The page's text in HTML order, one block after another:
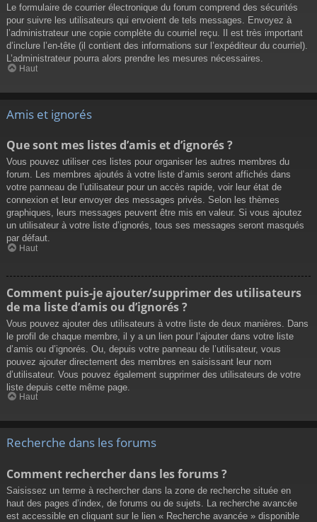
Le formulaire de courrier électronique du forum comprend des sécurités
pour suivre les utilisateurs qui envoient de tels messages. Envoyez à
l’administrateur une copie complète du courriel reçu. Il est très important
d’inclure l’en-tête (il contient des informations sur l’expéditeur du courriel).
L’administrateur pourra alors prendre les mesures nécessaires.
Haut
Amis et ignorés
Que sont mes listes d’amis et d’ignorés ?
Vous pouvez utiliser ces listes pour organiser les autres membres du
forum. Les membres ajoutés à votre liste d’amis seront affichés dans
votre panneau de l’utilisateur pour un accès rapide, voir leur état de
connexion et leur envoyer des messages privés. Selon les thèmes
graphiques, leurs messages peuvent être mis en valeur. Si vous ajoutez
un utilisateur à votre liste d’ignorés, tous ses messages seront masqués
par défaut.
Haut
Comment puis-je ajouter/supprimer des utilisateurs
de ma liste d’amis ou d’ignorés ?
Vous pouvez ajouter des utilisateurs à votre liste de deux manières. Dans
le profil de chaque membre, il y a un lien pour l’ajouter dans votre liste
d’amis ou d’ignorés. Ou, depuis votre panneau de l’utilisateur, vous
pouvez ajouter directement des membres en saisissant leur nom
d’utilisateur. Vous pouvez également supprimer des utilisateurs de votre
liste depuis cette même page.
Haut
Recherche dans les forums
Comment rechercher dans les forums ?
Saisissez un terme à rechercher dans la zone de recherche située en
haut des pages d’index, de forums ou de sujets. La recherche avancée
est accessible en cliquant sur le lien « Recherche avancée » disponible